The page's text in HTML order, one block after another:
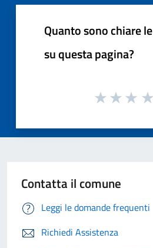
Quanto sono chiare
su questa pagina?
Contatta il comune
Leggi le domande frequenti
Richiedi Assistenza